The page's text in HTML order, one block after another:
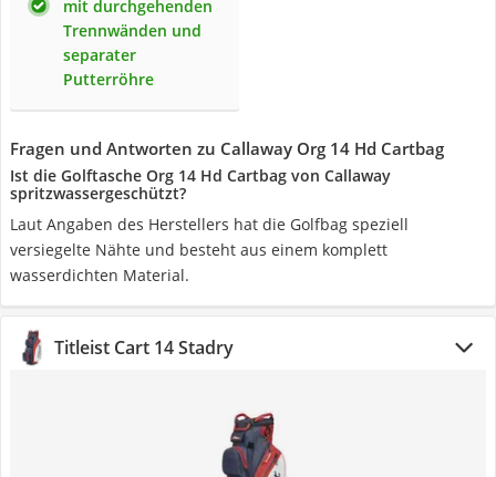
mit durchgehenden
Trennwänden und
separater
Putterröhre
Fragen und Antworten zu Callaway Org 14 Hd Cartbag
Ist die Golftasche Org 14 Hd Cartbag von Callaway
spritzwassergeschützt?
Laut Angaben des Herstellers hat die Golfbag speziell
versiegelte Nähte und besteht aus einem komplett
wasserdichten Material.
Titleist Cart 14 Stadry